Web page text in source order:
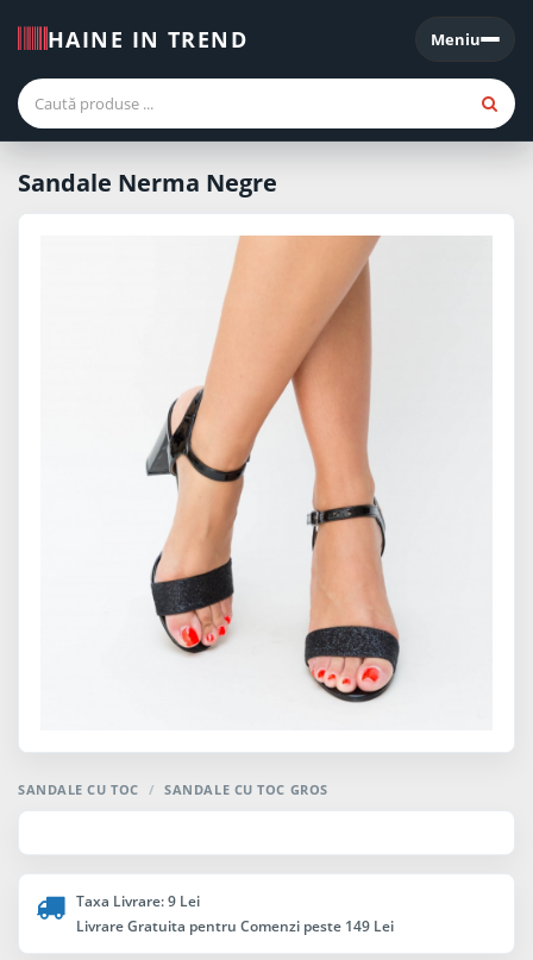
HAINE IN TREND Meniu
Meniu
Sandale Nerma Negre
SANDALE CU TOC / SANDALE CU TOC GROS
Taxa Livrare: 9 Lei
Livrare Gratuita pentru Comenzi peste 149 Lei